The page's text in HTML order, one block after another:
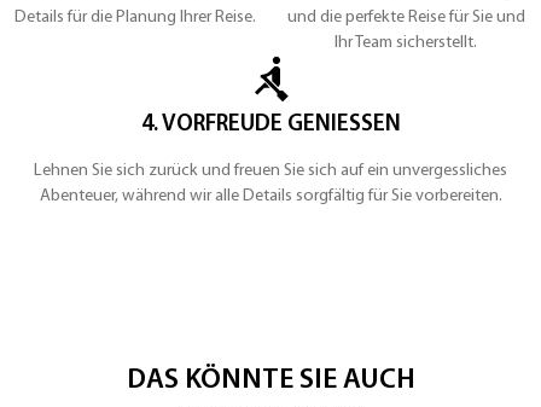
Details für die Planung Ihrer Reise.
und die perfekte Reise für Sie und
Ihr Team sicherstellt.
4. VORFREUDE GENIESSEN
Lehnen Sie sich zurück und freuen Sie sich auf ein unvergessliches
Abenteuer, während wir alle Details sorgfältig für Sie vorbereiten.
DAS KÖNNTE SIE AUCH